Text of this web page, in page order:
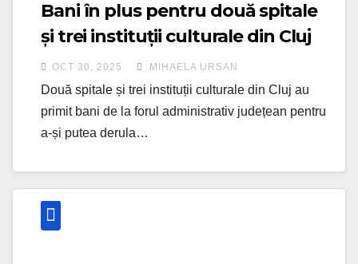
Bani în plus pentru două spitale
și trei instituții culturale din Cluj
OCT 30, 2025 MIHAELA URSAN
Două spitale și trei instituții culturale din Cluj au
primit bani de la forul administrativ județean pentru
a-și putea derula…